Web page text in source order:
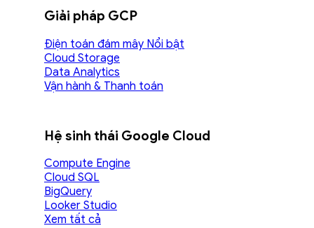
Giải pháp GCP
Điện toán đám mây
Cloud Storage
Data Analytics
Vận hành & Thanh toán
Hệ sinh thái Google Cloud
Compute Engine
Cloud SQL
BigQuery
Looker Studio
Xem tất cả